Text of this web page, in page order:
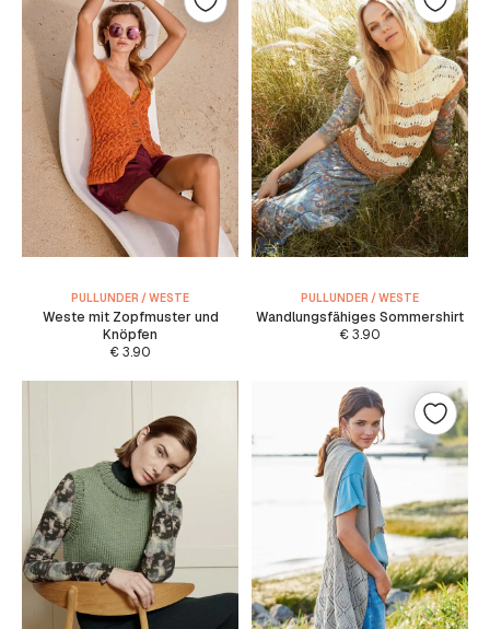
PULLUNDER / WESTE
Weste mit Zopfmuster und
Knöpfen
€3.90
PULLUNDER / WESTE
Wandlungsfähiges Sommershirt
€3.90